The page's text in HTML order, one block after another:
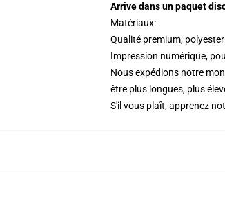
Arrive dans un paquet
Matériaux:
Qualité premium,
Impression numérique,
Nous expédions notre
être plus longues, plus
S'il vous plaît, apprenez